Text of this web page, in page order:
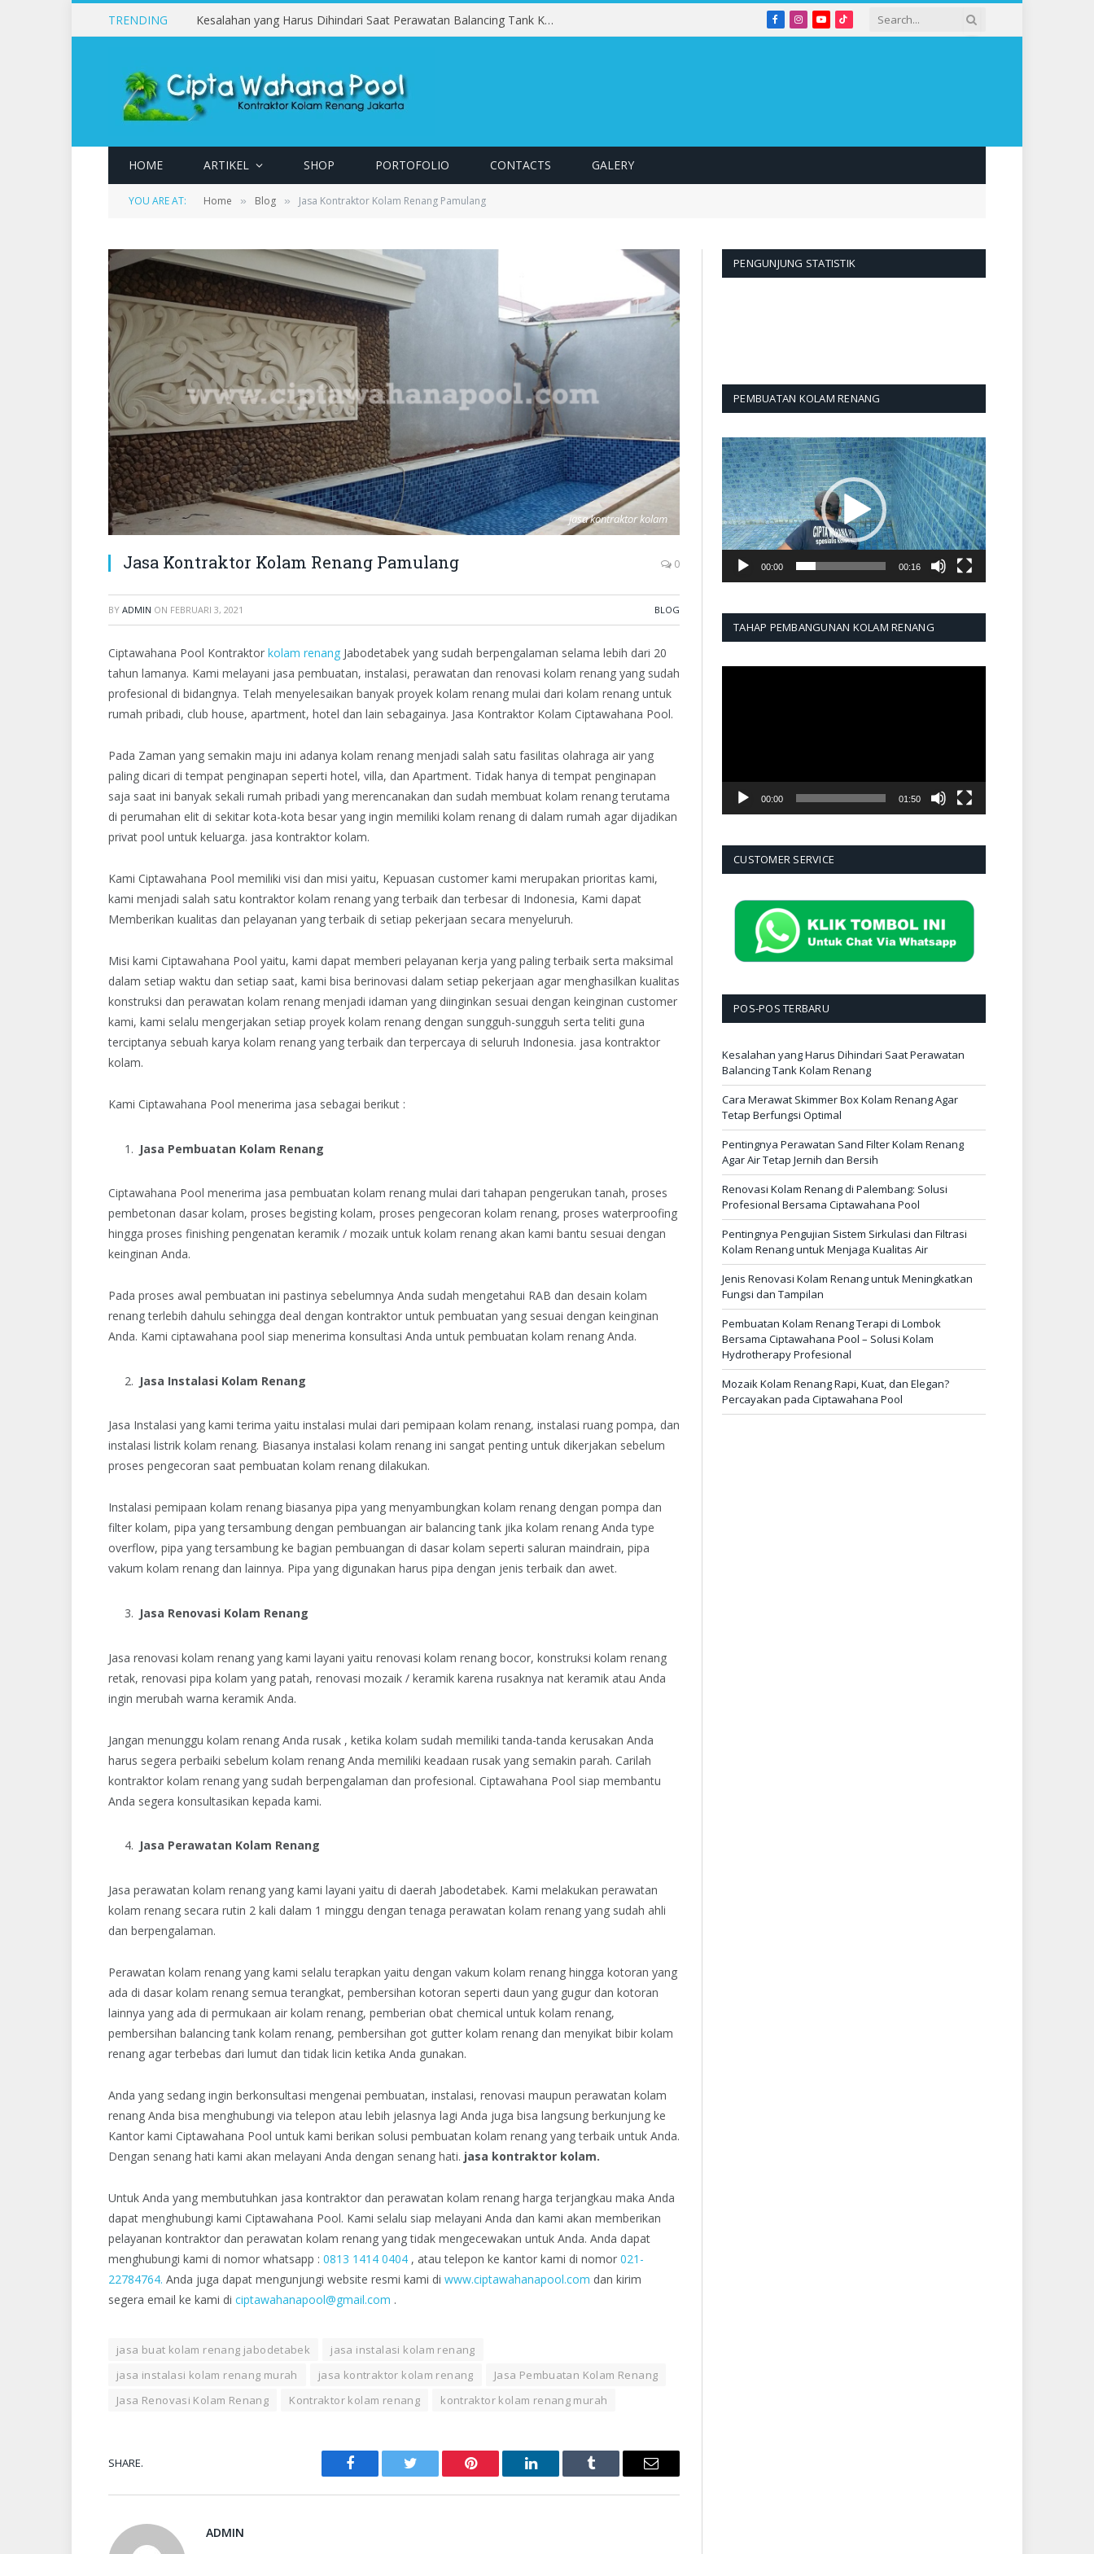
TRENDING Kesalahan yang Harus Dihindari Saat Perawatan Balancing Tank Kolam Renang Facebook
Instagram
YouTubeTikTok
HOME ARTIKEL SHOP PORTOFOLIO CONTACTS GALERY
YOU ARE AT: Home » Blog » Jasa Kontraktor Kolam Renang Pamulang
jasa kontraktor kolam
Jasa Kontraktor Kolam Renang Pamulang 0
BY ADMIN ON FEBRUARI 3, 2021 BLOG
Ciptawahana Pool Kontraktor kolam renang Jabodetabek yang sudah berpengalaman selama lebih dari 20
tahun lamanya. Kami melayani jasa pembuatan, instalasi, perawatan dan renovasi kolam renang yang sudah
profesional di bidangnya. Telah menyelesaikan banyak proyek kolam renang mulai dari kolam renang untuk
rumah pribadi, club house, apartment, hotel dan lain sebagainya. Jasa Kontraktor Kolam Ciptawahana Pool.
Pada Zaman yang semakin maju ini adanya kolam renang menjadi salah satu fasilitas olahraga air yang
paling dicari di tempat penginapan seperti hotel, villa, dan Apartment. Tidak hanya di tempat penginapan
saja saat ini banyak sekali rumah pribadi yang merencanakan dan sudah membuat kolam renang terutama
di perumahan elit di sekitar kota-kota besar yang ingin memiliki kolam renang di dalam rumah agar dijadikan
privat pool untuk keluarga. jasa kontraktor kolam.
Kami Ciptawahana Pool memiliki visi dan misi yaitu, Kepuasan customer kami merupakan prioritas kami,
kami menjadi salah satu kontraktor kolam renang yang terbaik dan terbesar di Indonesia, Kami dapat
Memberikan kualitas dan pelayanan yang terbaik di setiap pekerjaan secara menyeluruh.
Misi kami Ciptawahana Pool yaitu, kami dapat memberi pelayanan kerja yang paling terbaik serta maksimal
dalam setiap waktu dan setiap saat, kami bisa berinovasi dalam setiap pekerjaan agar menghasilkan kualitas
konstruksi dan perawatan kolam renang menjadi idaman yang diinginkan sesuai dengan keinginan customer
kami, kami selalu mengerjakan setiap proyek kolam renang dengan sungguh-sungguh serta teliti guna
terciptanya sebuah karya kolam renang yang terbaik dan terpercaya di seluruh Indonesia. jasa kontraktor
kolam.
Kami Ciptawahana Pool menerima jasa sebagai berikut :
Jasa Pembuatan Kolam Renang
Ciptawahana Pool menerima jasa pembuatan kolam renang mulai dari tahapan pengerukan tanah, proses
pembetonan dasar kolam, proses begisting kolam, proses pengecoran kolam renang, proses waterproofing
hingga proses finishing pengenatan keramik / mozaik untuk kolam renang akan kami bantu sesuai dengan
keinginan Anda.
Pada proses awal pembuatan ini pastinya sebelumnya Anda sudah mengetahui RAB dan desain kolam
renang terlebih dahulu sehingga deal dengan kontraktor untuk pembuatan yang sesuai dengan keinginan
Anda. Kami ciptawahana pool siap menerima konsultasi Anda untuk pembuatan kolam renang Anda.
Jasa Instalasi Kolam Renang
Jasa Instalasi yang kami terima yaitu instalasi mulai dari pemipaan kolam renang, instalasi ruang pompa, dan
instalasi listrik kolam renang. Biasanya instalasi kolam renang ini sangat penting untuk dikerjakan sebelum
proses pengecoran saat pembuatan kolam renang dilakukan.
Instalasi pemipaan kolam renang biasanya pipa yang menyambungkan kolam renang dengan pompa dan
filter kolam, pipa yang tersambung dengan pembuangan air balancing tank jika kolam renang Anda type
overflow, pipa yang tersambung ke bagian pembuangan di dasar kolam seperti saluran maindrain, pipa
vakum kolam renang dan lainnya. Pipa yang digunakan harus pipa dengan jenis terbaik dan awet.
Jasa Renovasi Kolam Renang
Jasa renovasi kolam renang yang kami layani yaitu renovasi kolam renang bocor, konstruksi kolam renang
retak, renovasi pipa kolam yang patah, renovasi mozaik / keramik karena rusaknya nat keramik atau Anda
ingin merubah warna keramik Anda.
Jangan menunggu kolam renang Anda rusak , ketika kolam sudah memiliki tanda-tanda kerusakan Anda
harus segera perbaiki sebelum kolam renang Anda memiliki keadaan rusak yang semakin parah. Carilah
kontraktor kolam renang yang sudah berpengalaman dan profesional. Ciptawahana Pool siap membantu
Anda segera konsultasikan kepada kami.
Jasa Perawatan Kolam Renang
Jasa perawatan kolam renang yang kami layani yaitu di daerah Jabodetabek. Kami melakukan perawatan
kolam renang secara rutin 2 kali dalam 1 minggu dengan tenaga perawatan kolam renang yang sudah ahli
dan berpengalaman.
Perawatan kolam renang yang kami selalu terapkan yaitu dengan vakum kolam renang hingga kotoran yang
ada di dasar kolam renang semua terangkat, pembersihan kotoran seperti daun yang gugur dan kotoran
lainnya yang ada di permukaan air kolam renang, pemberian obat chemical untuk kolam renang,
pembersihan balancing tank kolam renang, pembersihan got gutter kolam renang dan menyikat bibir kolam
renang agar terbebas dari lumut dan tidak licin ketika Anda gunakan.
Anda yang sedang ingin berkonsultasi mengenai pembuatan, instalasi, renovasi maupun perawatan kolam
renang Anda bisa menghubungi via telepon atau lebih jelasnya lagi Anda juga bisa langsung berkunjung ke
Kantor kami Ciptawahana Pool untuk kami berikan solusi pembuatan kolam renang yang terbaik untuk Anda.
Dengan senang hati kami akan melayani Anda dengan senang hati. jasa kontraktor kolam.
Untuk Anda yang membutuhkan jasa kontraktor dan perawatan kolam renang harga terjangkau maka Anda
dapat menghubungi kami Ciptawahana Pool. Kami selalu siap melayani Anda dan kami akan memberikan
pelayanan kontraktor dan perawatan kolam renang yang tidak mengecewakan untuk Anda. Anda dapat
menghubungi kami di nomor whatsapp : 0813 1414 0404 , atau telepon ke kantor kami di nomor 021-
22784764. Anda juga dapat mengunjungi website resmi kami di www.ciptawahanapool.com dan kirim
segera email ke kami di ciptawahanapool@gmail.com .
jasa buat kolam renang jabodetabek
jasa instalasi kolam renang
jasa instalasi kolam renang murah
jasa kontraktor kolam renang
Jasa Pembuatan Kolam Renang
Jasa Renovasi Kolam Renang
Kontraktor kolam renang kontraktor kolam renang murah
SHARE.
Facebook Twitter Pinterest LinkedIn Tumblr Email
ADMIN
PENGUNJUNG STATISTIK
PEMBUATAN KOLAM RENANG
Pemutar
Video
00:00 00:16
TAHAP PEMBANGUNAN KOLAM RENANG
00:00 01:50
CUSTOMER SERVICE
POS-POS TERBARU
Kesalahan yang Harus Dihindari Saat Perawatan
Balancing Tank Kolam Renang
Cara Merawat Skimmer Box Kolam Renang Agar
Tetap Berfungsi Optimal
Pentingnya Perawatan Sand Filter Kolam Renang
Agar Air Tetap Jernih dan Bersih
Renovasi Kolam Renang di Palembang: Solusi
Profesional Bersama Ciptawahana Pool
Pentingnya Pengujian Sistem Sirkulasi dan Filtrasi
Kolam Renang untuk Menjaga Kualitas Air
Jenis Renovasi Kolam Renang untuk Meningkatkan
Fungsi dan Tampilan
Pembuatan Kolam Renang Terapi di Lombok
Bersama Ciptawahana Pool – Solusi Kolam
Hydrotherapy Profesional
Mozaik Kolam Renang Rapi, Kuat, dan Elegan?
Percayakan pada Ciptawahana Pool